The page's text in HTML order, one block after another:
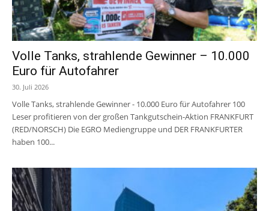
Volle Tanks, strahlende Gewinner – 10.000
Euro für Autofahrer
30. Juli 2026
Volle Tanks, strahlende Gewinner - 10.000 Euro für Autofahrer 100
Leser profitieren von der großen Tankgutschein-Aktion FRANKFURT
(RED/NORSCH) Die EGRO Mediengruppe und DER FRANKFURTER
haben 100...